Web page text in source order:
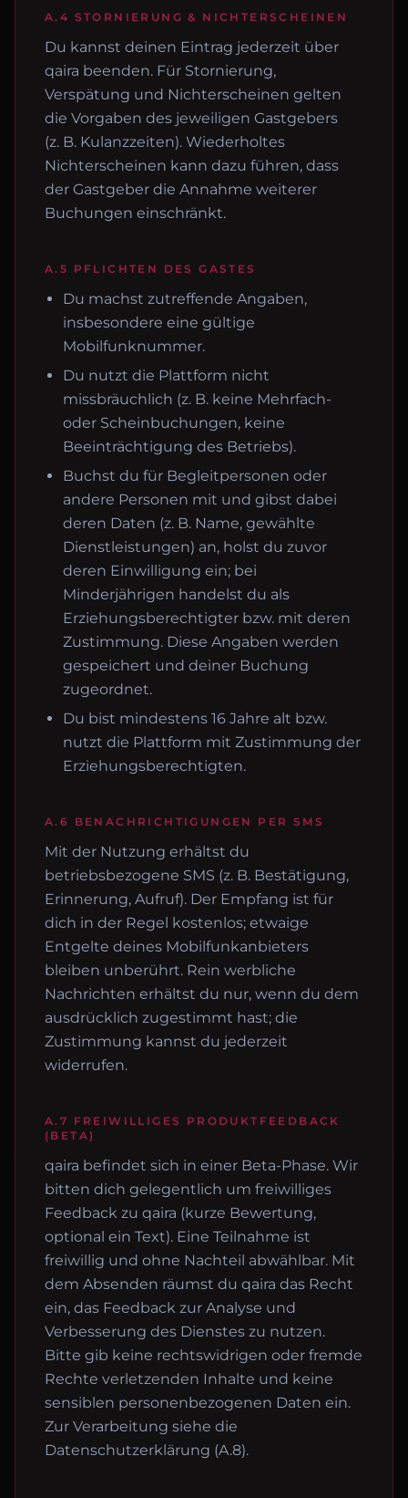
A.4 STORNIERUNG & NICHTERSCHEINEN
Du kannst deinen Eintrag jederzeit über
qaira beenden. Für Stornierung,
Verspätung und Nichterscheinen gelten
die Vorgaben des jeweiligen Gastgebers
(z. B. Kulanzzeiten). Wiederholtes
Nichterscheinen kann dazu führen, dass
der Gastgeber die Annahme weiterer
Buchungen einschränkt.
A.5 PFLICHTEN DES GASTES
Du machst zutreffende Angaben,
insbesondere eine gültige
Mobilfunknummer.
Du nutzt die Plattform nicht
missbräuchlich (z. B. keine Mehrfach-
oder Scheinbuchungen, keine
Beeinträchtigung des Betriebs).
Buchst du für Begleitpersonen oder
andere Personen mit und gibst dabei
deren Daten (z. B. Name, gewählte
Dienstleistungen) an, holst du zuvor
deren Einwilligung ein; bei
Minderjährigen handelst du als
Erziehungsberechtigter bzw. mit deren
Zustimmung. Diese Angaben werden
gespeichert und deiner Buchung
zugeordnet.
Du bist mindestens 16 Jahre alt bzw.
nutzt die Plattform mit Zustimmung der
Erziehungsberechtigten.
A.6 BENACHRICHTIGUNGEN PER SMS
Mit der Nutzung erhältst du
betriebsbezogene SMS (z. B. Bestätigung,
Erinnerung, Aufruf). Der Empfang ist für
dich in der Regel kostenlos; etwaige
Entgelte deines Mobilfunkanbieters
bleiben unberührt. Rein werbliche
Nachrichten erhältst du nur, wenn du dem
ausdrücklich zugestimmt hast; die
Zustimmung kannst du jederzeit
widerrufen.
A.7 FREIWILLIGES PRODUKTFEEDBACK
(BETA)
qaira befindet sich in einer Beta-Phase. Wir
bitten dich gelegentlich um freiwilliges
Feedback zu qaira (kurze Bewertung,
optional ein Text). Eine Teilnahme ist
freiwillig und ohne Nachteil abwählbar. Mit
dem Absenden räumst du qaira das Recht
ein, das Feedback zur Analyse und
Verbesserung des Dienstes zu nutzen.
Bitte gib keine rechtswidrigen oder fremde
Rechte verletzenden Inhalte und keine
sensiblen personenbezogenen Daten ein.
Zur Verarbeitung siehe die
Datenschutzerklärung (A.8).